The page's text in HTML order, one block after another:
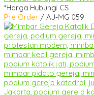
*Harga Hubungi CS
Pre Order / AJ-MG 059